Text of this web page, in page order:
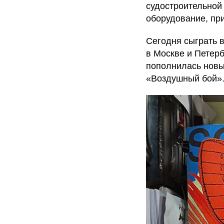
оборудование,
Сегодня сыграть
в Москве и
пополнилась
«Воздушный бой».